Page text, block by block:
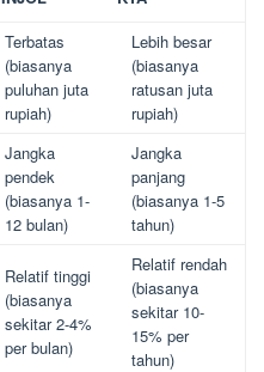
Terbatas
(biasanya
puluhan juta
rupiah)
Lebih besar
(biasanya
ratusan juta
rupiah)
Jangka
pendek
(biasanya 1-
12 bulan)
Jangka
panjang
(biasanya 1-5
tahun)
Relatif tinggi
(biasanya
sekitar 2-4%
per bulan)
Relatif rendah
(biasanya
sekitar 10-
15% per
tahun)